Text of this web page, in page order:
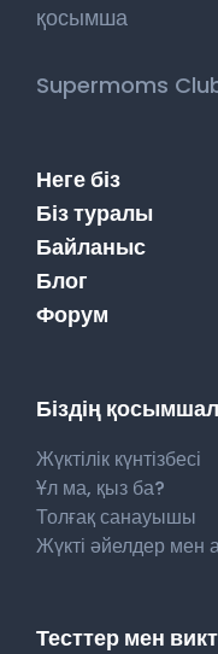
қосымша
Supermoms Club
Неге біз
Біз туралы
Байланыс
Блог
Форум
Біздің
Жүктілік күнтізбесі
Ұл ма, қыз ба?
Толғақ санауышы
Жүкті әйелдер мен
Тесттер мен